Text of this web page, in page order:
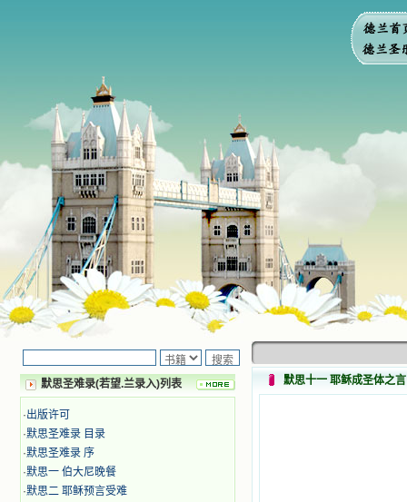
默思圣难录(若望.兰录入)列表
·出版许可
·默思圣难录 目录
·默思圣难录 序
·默思一 伯大尼晚餐
·默思二 耶稣预言受难
默思十一 耶稣成圣体之言